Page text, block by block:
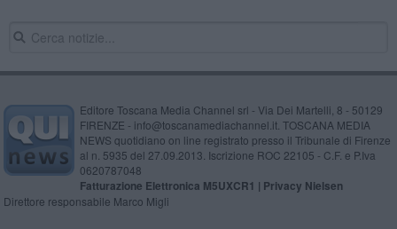
Editore Toscana Media Channel srl - Via Dei Martelli, 8 - 50129
FIRENZE - info@toscanamediachannel.it. TOSCANA MEDIA
NEWS quotidiano on line registrato presso il Tribunale di Firenze
al n. 5935 del 27.09.2013. Iscrizione ROC 22105 - C.F. e P.Iva
0620787048
Fatturazione Elettronica M5UXCR1 | Privacy Nielsen
Direttore responsabile Marco Migli